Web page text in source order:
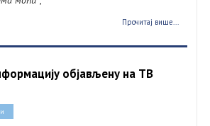
Прочитај више...
објављену на ТВ